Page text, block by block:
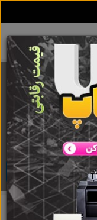
شو
برچسبتور ارزان برزیل